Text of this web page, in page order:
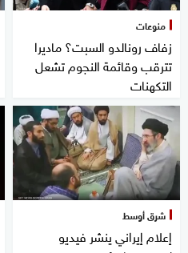
منوعات
زفاف رونالدو السبت؟ ماديرا
تترقب وقائمة النجوم تشعل
التكهنات
شرق أوسط
إعلام إيراني ينشر فيديو